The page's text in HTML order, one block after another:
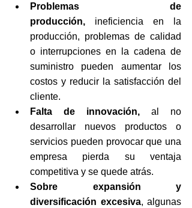
Problemas de
producción, ineficiencia en la
producción, problemas de calidad
o interrupciones en la cadena de
suministro pueden aumentar los
costos y reducir la satisfacción del
cliente.
Falta de innovación, al no
desarrollar nuevos productos o
servicios pueden provocar que una
empresa pierda su ventaja
competitiva y se quede atrás.
Sobre expansión y
diversificación excesiva, algunas